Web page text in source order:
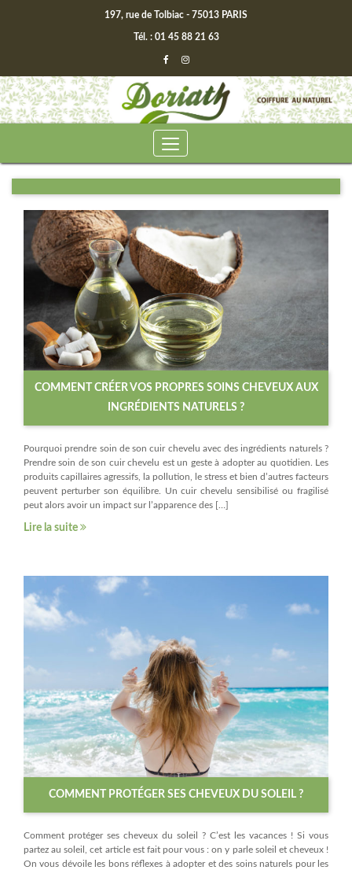
197, rue de Tolbiac - 75013 PARIS
Tél. : 01 45 88 21 63
COMMENT CRÉER VOS PROPRES SOINS CHEVEUX AUX
INGRÉDIENTS NATURELS ?
Pourquoi prendre soin de son cuir chevelu avec des ingrédients naturels ?
Prendre soin de son cuir chevelu est un geste à adopter au quotidien. Les
produits capillaires agressifs, la pollution, le stress et bien d’autres facteurs
peuvent perturber son équilibre. Un cuir chevelu sensibilisé ou fragilisé
peut alors avoir un impact sur l’apparence des […]
Lire la suite
COMMENT PROTÉGER SES CHEVEUX DU SOLEIL ?
Comment protéger ses cheveux du soleil ? C’est les vacances ! Si vous
partez au soleil, cet article est fait pour vous : on y parle soleil et cheveux !
On vous dévoile les bons réflexes à adopter et des soins naturels pour les